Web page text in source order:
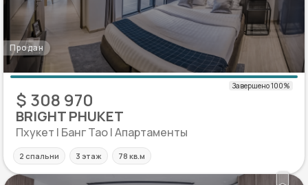
Продан
$ 308 970
BRIGHT PHUKET
Пхукет | Банг Тао | Апартаменты
2 спальни 3 этаж 78 кв.м